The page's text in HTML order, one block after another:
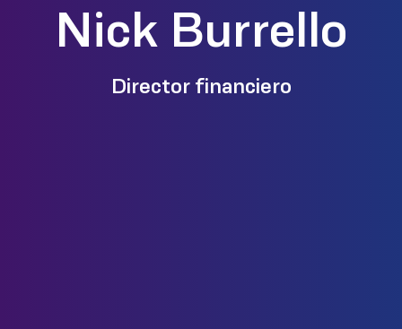
Nick Burrello
Director financiero